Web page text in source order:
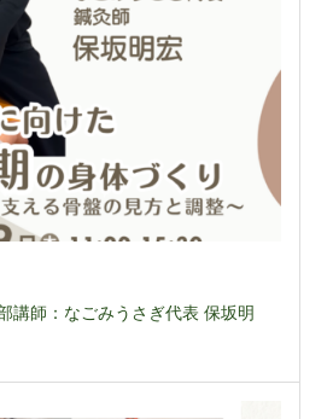
講師：なごみうさぎ代表 保坂明